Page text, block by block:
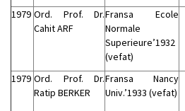
1979 Ord. Prof. Dr.
Cahit ARF
Fransa Ecole
Normale
Superieure’1932
(vefat)
1979 Ord. Prof. Dr.
Ratip BERKER
Fransa Nancy
Univ.’1933 (vefat)